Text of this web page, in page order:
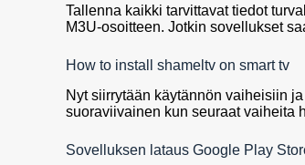
Tallenna kaikki tarvittavat tiedot
M3U-osoitteen. Jotkin sovellukset
How to install shameltv on smart tv
Nyt siirrytään käytännön vaiheisiin
suoraviivainen kun seuraat vaiheita
Sovelluksen lataus Google Play